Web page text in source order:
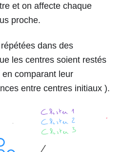
et on affecte chaque
proche.
dans des
les centres soient restés
comparant leur
entre centres initiaux ).